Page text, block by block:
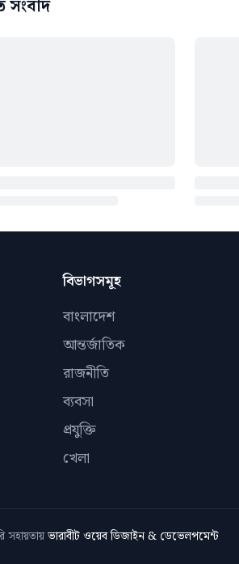
সংবাদ
বিভাগসমূহ
বাংলাদেশ
আন্তর্জাতিক
রাজনীতি
ব্যবসা
প্রযুক্তি
খেলা
সহায়তায়ভারাবীট ওয়েব ডিজাইন & ডেভেলপমেন্ট